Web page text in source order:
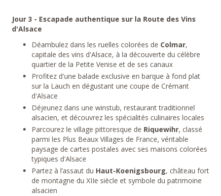
Jour 3 - Escapade authentique sur la Route des Vins
d'Alsace
Déambulez dans les ruelles colorées de Colmar,
capitale des vins d'Alsace, à la découverte du célèbre
quartier de la Petite Venise et de ses canaux
Profitez d'une balade exclusive en barque à fond plat
sur la Lauch en dégustant une coupe de Crémant
d'Alsace
Déjeunez dans une winstub, restaurant traditionnel
alsacien, et découvrez les spécialités culinaires locales
Parcourez le village pittoresque de Riquewihr, classé
parmi les Plus Beaux Villages de France, véritable
paysage de cartes postales avec ses maisons colorées
typiques d'Alsace
Partez à l’assaut du Haut-Koenigsbourg, château fort
de montagne du XIIe siècle et symbole du patrimoine
alsacien